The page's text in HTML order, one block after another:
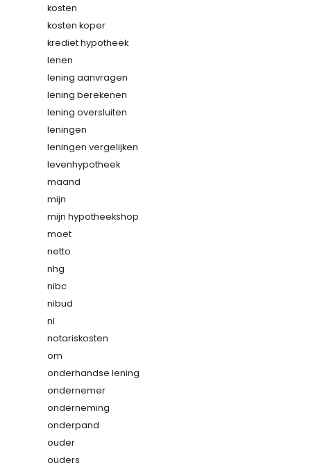
kosten
kosten koper
krediet hypotheek
lenen
lening aanvragen
lening berekenen
lening oversluiten
leningen
leningen vergelijken
levenhypotheek
maand
mijn
mijn hypotheekshop
moet
netto
nhg
nibc
nibud
nl
notariskosten
om
onderhandse lening
ondernemer
onderneming
onderpand
ouder
ouders